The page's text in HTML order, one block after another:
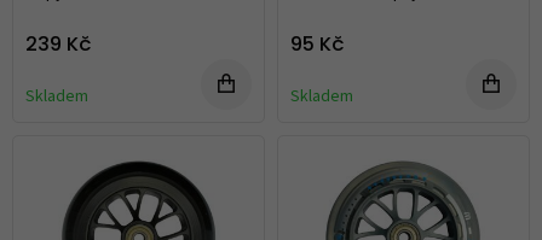
239 Kč
Skladem
95 Kč
Skladem